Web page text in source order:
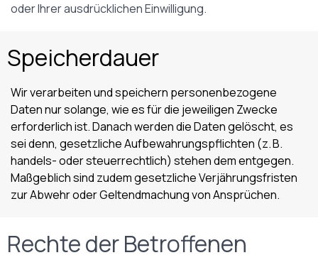
oder Ihrer ausdrücklichen Einwilligung.
Speicherdauer
Wir verarbeiten und speichern personenbezogene
Daten nur solange, wie es für die jeweiligen Zwecke
erforderlich ist. Danach werden die Daten gelöscht, es
sei denn, gesetzliche Aufbewahrungspflichten (z. B.
handels- oder steuerrechtlich) stehen dem entgegen.
Maßgeblich sind zudem gesetzliche Verjährungsfristen
zur Abwehr oder Geltendmachung von Ansprüchen.
Rechte der Betroffenen